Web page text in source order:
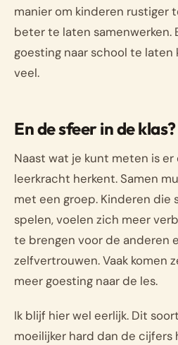
manier om kinderen rustiger
beter te laten samenwerken.
goesting naar school te laten
veel.
En de sfeer in de klas?
Naast wat je kunt meten is er
leerkracht herkent. Samen
met een groep. Kinderen die
spelen, voelen zich meer
te brengen voor de anderen
zelfvertrouwen. Vaak komen
meer goesting naar de les.
Ik blijf hier wel eerlijk. Dit
moeilijker hard dan de cijfers